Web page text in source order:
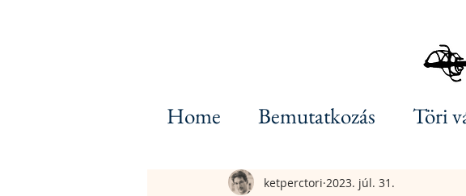
Home Bemutatkozás Töri
ketperctori 2023. júl. 31.